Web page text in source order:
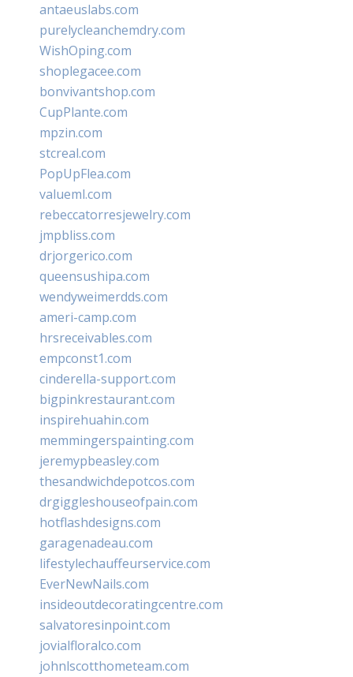
antaeuslabs.com
purelycleanchemdry.com
WishOping.com
shoplegacee.com
bonvivantshop.com
CupPlante.com
mpzin.com
stcreal.com
PopUpFlea.com
valueml.com
rebeccatorresjewelry.com
jmpbliss.com
drjorgerico.com
queensushipa.com
wendyweimerdds.com
ameri-camp.com
hrsreceivables.com
empconst1.com
cinderella-support.com
bigpinkrestaurant.com
inspirehuahin.com
memmingerspainting.com
jeremypbeasley.com
thesandwichdepotcos.com
drgiggleshouseofpain.com
hotflashdesigns.com
garagenadeau.com
lifestylechauffeurservice.com
EverNewNails.com
insideoutdecoratingcentre.com
salvatoresinpoint.com
jovialfloralco.com
johnlscotthometeam.com